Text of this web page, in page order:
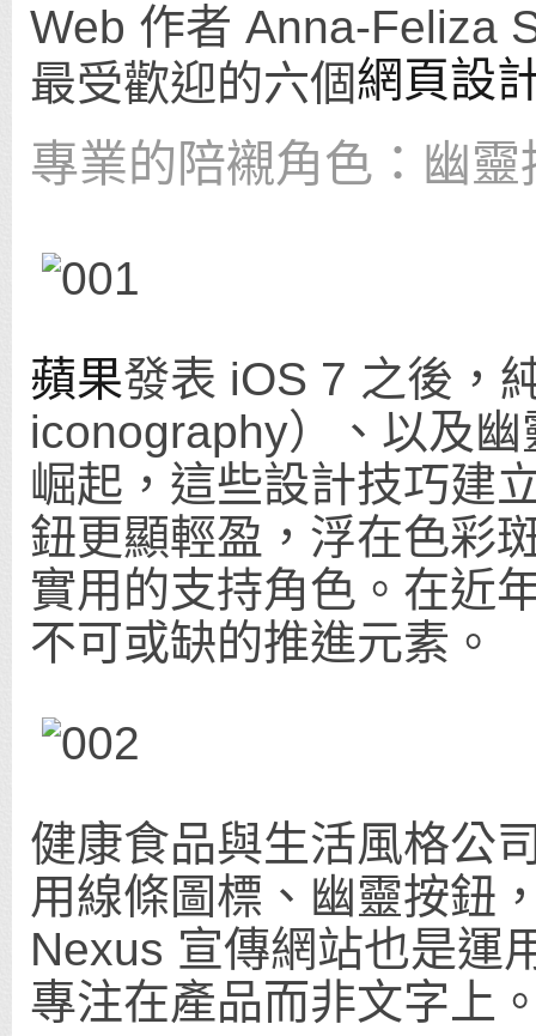
Web 作者 Anna-Feliza
最受歡迎的六個網頁設
專業的陪襯角色：幽
蘋果發表 iOS 7 之後，
iconography）、以及
崛起，這些設計技巧建
鈕更顯輕盈，浮在色彩
實用的支持角色。在近
不可或缺的推進元素。
健康食品與生活風格公
用線條圖標、幽靈按鈕
Nexus 宣傳網站也是運
專注在產品而非文字上